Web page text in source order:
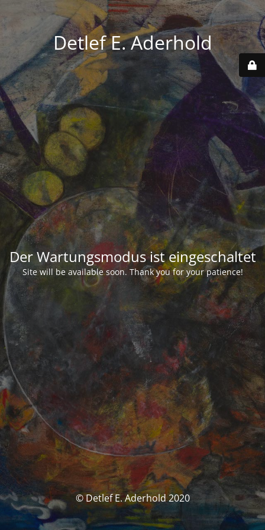
Detlef E. Aderhold
Der Wartungsmodus ist eingeschaltet
Site will be available soon. Thank you for your patience!
© Detlef E. Aderhold 2020